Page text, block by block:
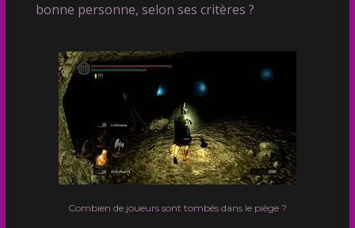
bonne personne, selon ses critères ?
Combien de joueurs sont tombés dans le piège ?